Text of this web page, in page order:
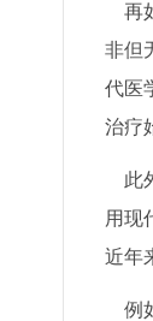
再
非但
代医
治疗
此
用现
近年
例